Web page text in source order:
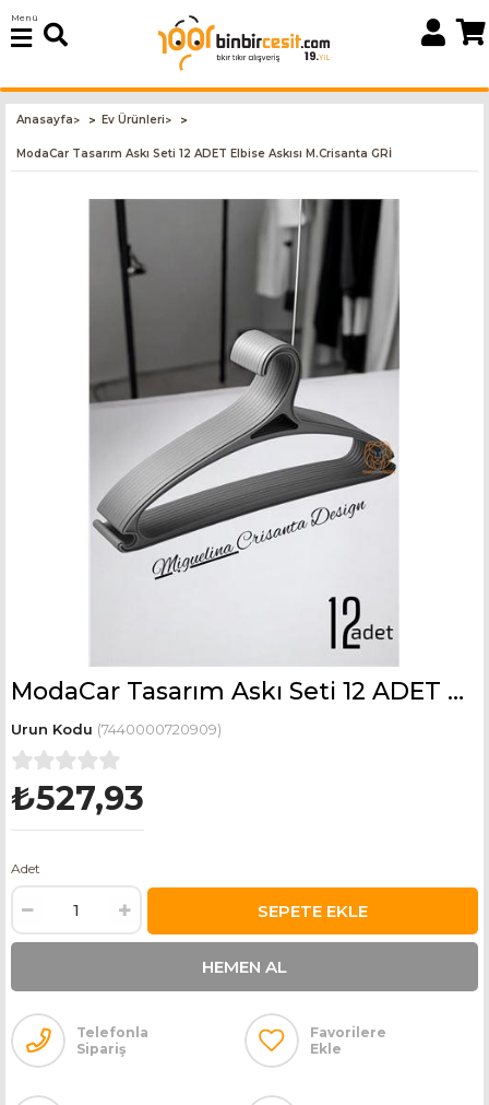
Menü
Anasayfa> Ev Ürünleri>
ModaCar Tasarım Askı Seti 12 ADET Elbise Askısı M.Crisanta GRİ
ModaCar Tasarım Askı Seti 12 ADET Elbise Askısı M.Crisanta GRİ
(7440000720909)
₺527,93
Adet
Telefonla
Sipariş
Favorilere
Ekle